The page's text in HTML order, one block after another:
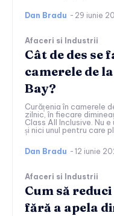
Dan Bradu - 29 iunie
Afaceri si Industrii
Cât de des se
camerele de
Bay?
Curățenia în camerele
zilnic, în fiecare
Class All Inclusive. Nu
și nici unul pentru care
Dan Bradu - 12 iunie
Afaceri si Industrii
Cum să
fără a apela